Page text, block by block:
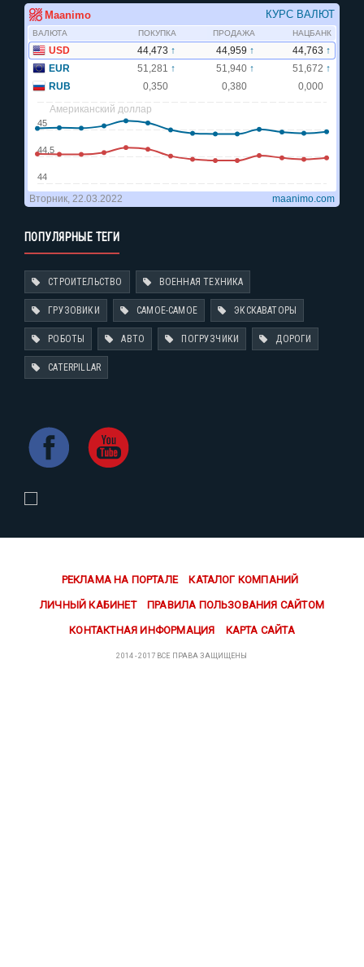
ПОПУЛЯРНЫЕ ТЕГИ
СТРОИТЕЛЬСТВО ВОЕННАЯ ТЕХНИКА
ГРУЗОВИКИ САМОЕ-САМОЕ ЭКСКАВАТОРЫ
РОБОТЫ АВТО ПОГРУЗЧИКИ ДОРОГИ
CATERPILLAR
РЕКЛАМА НА ПОРТАЛЕ КАТАЛОГ КОМПАНИЙ
ЛИЧНЫЙ КАБИНЕТ ПРАВИЛА ПОЛЬЗОВАНИЯ САЙТОМ
КОНТАКТНАЯ ИНФОРМАЦИЯ КАРТА САЙТА
2014 - 2017 ВСЕ ПРАВА ЗАЩИЩЕНЫ